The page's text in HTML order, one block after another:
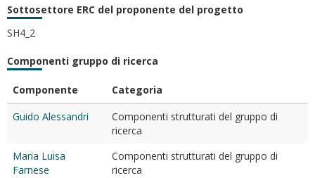
Sottosettore ERC del proponente del progetto
SH4_2
Componenti gruppo di ricerca
Componente
Categoria
Guido Alessandri
Componenti strutturati del gruppo di
ricerca
Maria Luisa
Farnese
Componenti strutturati del gruppo di
ricerca